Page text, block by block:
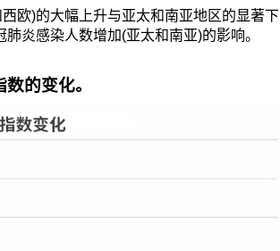
欧)的大幅上升与亚太和南亚地区的显著下
炎感染人数增加(亚太和南亚)的影响。
的变化。